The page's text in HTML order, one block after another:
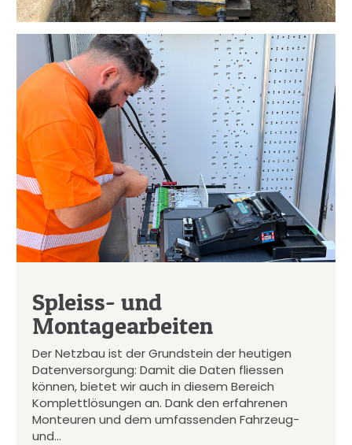
Spleiss- und
Montagearbeiten
Der Netzbau ist der Grundstein der heutigen
Datenversorgung: Damit die Daten fliessen
können, bietet wir auch in diesem Bereich
Komplettlösungen an. Dank den erfahrenen
Monteuren und dem umfassenden Fahrzeug-
und…